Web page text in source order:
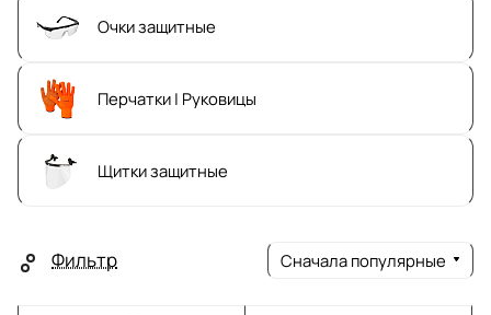
Очки защитные
Перчатки | Руковицы
Щитки защитные
Фильтр Сначала популярные